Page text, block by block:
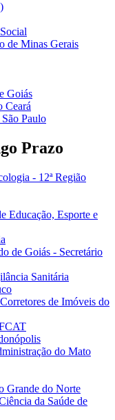
de Minas Gerais
Goiás
Ceará
Paulo
Prazo
- 12ª Região
Educação, Esporte e
de Goiás - Secretário
Sanitária
de Imóveis do
do Mato
Grande do Norte
da Saúde de